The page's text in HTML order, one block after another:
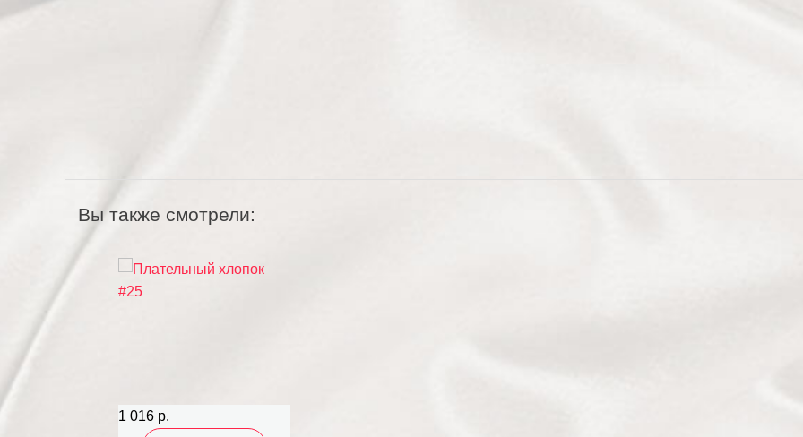
Вы также смотрели:
1 016 р.